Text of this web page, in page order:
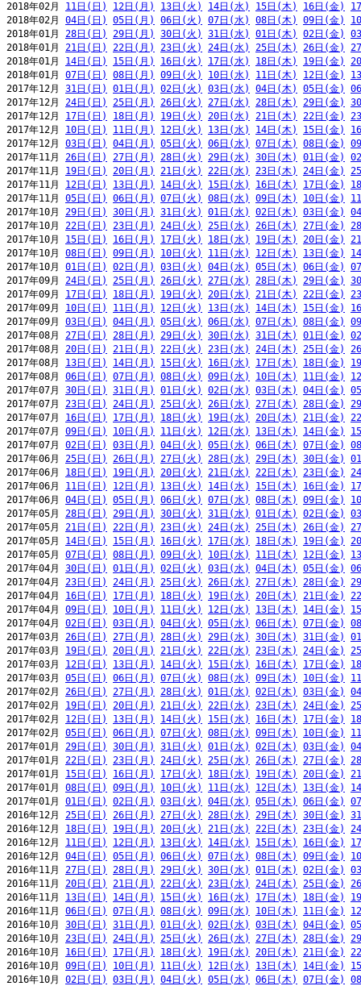
2018年02月 11日(日) 12日(月) 13日(火) 14日(水) 15日(木) 16日(金)
2018年02月 04日(日) 05日(月) 06日(火) 07日(水) 08日(木) 09日(金)
2018年01月 28日(日) 29日(月) 30日(火) 31日(水) 01日(木) 02日(金)
2018年01月 21日(日) 22日(月) 23日(火) 24日(水) 25日(木) 26日(金)
2018年01月 14日(日) 15日(月) 16日(火) 17日(水) 18日(木) 19日(金)
2018年01月 07日(日) 08日(月) 09日(火) 10日(水) 11日(木) 12日(金)
2017年12月 31日(日) 01日(月) 02日(火) 03日(水) 04日(木) 05日(金)
2017年12月 24日(日) 25日(月) 26日(火) 27日(水) 28日(木) 29日(金)
2017年12月 17日(日) 18日(月) 19日(火) 20日(水) 21日(木) 22日(金)
2017年12月 10日(日) 11日(月) 12日(火) 13日(水) 14日(木) 15日(金)
2017年12月 03日(日) 04日(月) 05日(火) 06日(水) 07日(木) 08日(金)
2017年11月 26日(日) 27日(月) 28日(火) 29日(水) 30日(木) 01日(金)
2017年11月 19日(日) 20日(月) 21日(火) 22日(水) 23日(木) 24日(金)
2017年11月 12日(日) 13日(月) 14日(火) 15日(水) 16日(木) 17日(金)
2017年11月 05日(日) 06日(月) 07日(火) 08日(水) 09日(木) 10日(金)
2017年10月 29日(日) 30日(月) 31日(火) 01日(水) 02日(木) 03日(金)
2017年10月 22日(日) 23日(月) 24日(火) 25日(水) 26日(木) 27日(金)
2017年10月 15日(日) 16日(月) 17日(火) 18日(水) 19日(木) 20日(金)
2017年10月 08日(日) 09日(月) 10日(火) 11日(水) 12日(木) 13日(金)
2017年10月 01日(日) 02日(月) 03日(火) 04日(水) 05日(木) 06日(金)
2017年09月 24日(日) 25日(月) 26日(火) 27日(水) 28日(木) 29日(金)
2017年09月 17日(日) 18日(月) 19日(火) 20日(水) 21日(木) 22日(金)
2017年09月 10日(日) 11日(月) 12日(火) 13日(水) 14日(木) 15日(金)
2017年09月 03日(日) 04日(月) 05日(火) 06日(水) 07日(木) 08日(金)
2017年08月 27日(日) 28日(月) 29日(火) 30日(水) 31日(木) 01日(金)
2017年08月 20日(日) 21日(月) 22日(火) 23日(水) 24日(木) 25日(金)
2017年08月 13日(日) 14日(月) 15日(火) 16日(水) 17日(木) 18日(金)
2017年08月 06日(日) 07日(月) 08日(火) 09日(水) 10日(木) 11日(金)
2017年07月 30日(日) 31日(月) 01日(火) 02日(水) 03日(木) 04日(金)
2017年07月 23日(日) 24日(月) 25日(火) 26日(水) 27日(木) 28日(金)
2017年07月 16日(日) 17日(月) 18日(火) 19日(水) 20日(木) 21日(金)
2017年07月 09日(日) 10日(月) 11日(火) 12日(水) 13日(木) 14日(金)
2017年07月 02日(日) 03日(月) 04日(火) 05日(水) 06日(木) 07日(金)
2017年06月 25日(日) 26日(月) 27日(火) 28日(水) 29日(木) 30日(金)
2017年06月 18日(日) 19日(月) 20日(火) 21日(水) 22日(木) 23日(金)
2017年06月 11日(日) 12日(月) 13日(火) 14日(水) 15日(木) 16日(金)
2017年06月 04日(日) 05日(月) 06日(火) 07日(水) 08日(木) 09日(金)
2017年05月 28日(日) 29日(月) 30日(火) 31日(水) 01日(木) 02日(金)
2017年05月 21日(日) 22日(月) 23日(火) 24日(水) 25日(木) 26日(金)
2017年05月 14日(日) 15日(月) 16日(火) 17日(水) 18日(木) 19日(金)
2017年05月 07日(日) 08日(月) 09日(火) 10日(水) 11日(木) 12日(金)
2017年04月 30日(日) 01日(月) 02日(火) 03日(水) 04日(木) 05日(金)
2017年04月 23日(日) 24日(月) 25日(火) 26日(水) 27日(木) 28日(金)
2017年04月 16日(日) 17日(月) 18日(火) 19日(水) 20日(木) 21日(金)
2017年04月 09日(日) 10日(月) 11日(火) 12日(水) 13日(木) 14日(金)
2017年04月 02日(日) 03日(月) 04日(火) 05日(水) 06日(木) 07日(金)
2017年03月 26日(日) 27日(月) 28日(火) 29日(水) 30日(木) 31日(金)
2017年03月 19日(日) 20日(月) 21日(火) 22日(水) 23日(木) 24日(金)
2017年03月 12日(日) 13日(月) 14日(火) 15日(水) 16日(木) 17日(金)
2017年03月 05日(日) 06日(月) 07日(火) 08日(水) 09日(木) 10日(金)
2017年02月 26日(日) 27日(月) 28日(火) 01日(水) 02日(木) 03日(金)
2017年02月 19日(日) 20日(月) 21日(火) 22日(水) 23日(木) 24日(金)
2017年02月 12日(日) 13日(月) 14日(火) 15日(水) 16日(木) 17日(金)
2017年02月 05日(日) 06日(月) 07日(火) 08日(水) 09日(木) 10日(金)
2017年01月 29日(日) 30日(月) 31日(火) 01日(水) 02日(木) 03日(金)
2017年01月 22日(日) 23日(月) 24日(火) 25日(水) 26日(木) 27日(金)
2017年01月 15日(日) 16日(月) 17日(火) 18日(水) 19日(木) 20日(金)
2017年01月 08日(日) 09日(月) 10日(火) 11日(水) 12日(木) 13日(金)
2017年01月 01日(日) 02日(月) 03日(火) 04日(水) 05日(木) 06日(金)
2016年12月 25日(日) 26日(月) 27日(火) 28日(水) 29日(木) 30日(金)
2016年12月 18日(日) 19日(月) 20日(火) 21日(水) 22日(木) 23日(金)
2016年12月 11日(日) 12日(月) 13日(火) 14日(水) 15日(木) 16日(金)
2016年12月 04日(日) 05日(月) 06日(火) 07日(水) 08日(木) 09日(金)
2016年11月 27日(日) 28日(月) 29日(火) 30日(水) 01日(木) 02日(金)
2016年11月 20日(日) 21日(月) 22日(火) 23日(水) 24日(木) 25日(金)
2016年11月 13日(日) 14日(月) 15日(火) 16日(水) 17日(木) 18日(金)
2016年11月 06日(日) 07日(月) 08日(火) 09日(水) 10日(木) 11日(金)
2016年10月 30日(日) 31日(月) 01日(火) 02日(水) 03日(木) 04日(金)
2016年10月 23日(日) 24日(月) 25日(火) 26日(水) 27日(木) 28日(金)
2016年10月 16日(日) 17日(月) 18日(火) 19日(水) 20日(木) 21日(金)
2016年10月 09日(日) 10日(月) 11日(火) 12日(水) 13日(木) 14日(金)
2016年10月 02日(日) 03日(月) 04日(火) 05日(水) 06日(木) 07日(金)